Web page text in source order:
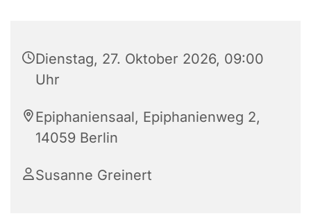
Dienstag, 27. Oktober 2026, 09:00
Uhr
Epiphaniensaal, Epiphanienweg 2,
14059 Berlin
Susanne Greinert